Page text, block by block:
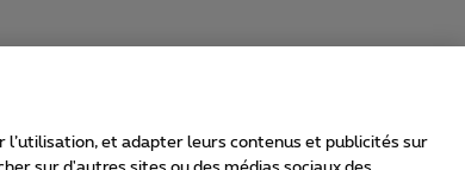
l’utilisation, et adapter leurs contenus et publicités sur